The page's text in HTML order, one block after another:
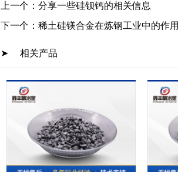
上一个： 分享一些硅钡钙的相关信息
下一个： 稀土硅镁合金在炼钢工业中的作用
➤ 相关产品